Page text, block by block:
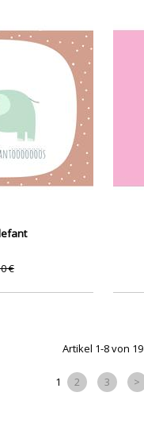
€
Artikel 1-8 von 19
1 2 3 >